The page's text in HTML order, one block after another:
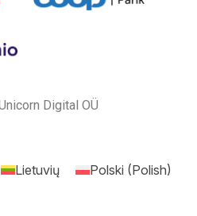
Digital OÜ
Lietuvių Polski (Polish)